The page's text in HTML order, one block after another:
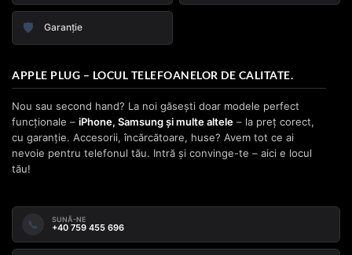
🛡️ Garanție
APPLE PLUG – LOCUL TELEFOANELOR DE CALITATE.
Nou sau second hand? La noi găsești doar modele perfect
funcționale – iPhone, Samsung și multe altele – la preț corect,
cu garanție. Accesorii, încărcătoare, huse? Avem tot ce ai
nevoie pentru telefonul tău. Intră și convinge-te – aici e locul
tău!
📞 SUNĂ-NE
+40 759 455 696